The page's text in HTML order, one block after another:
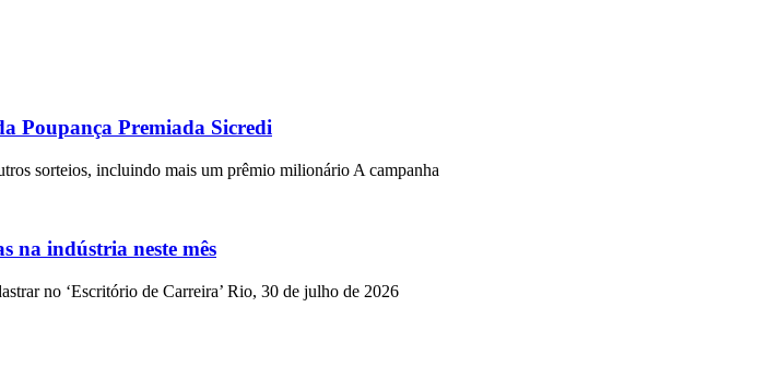
Poupança Premiada Sicredi
sorteios, incluindo mais um prêmio milionário A campanha
na indústria neste mês
no ‘Escritório de Carreira’ Rio, 30 de julho de 2026